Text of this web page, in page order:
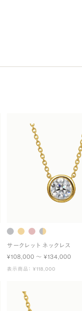
サークレット ネックレス
¥108,000 〜 ¥134,000
表示商品： ¥118,000